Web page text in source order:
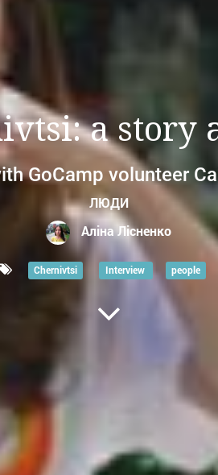
a
GoCamp volunteer
ЛЮДИ
Аліна Лісненко
Chernivtsi Interview people